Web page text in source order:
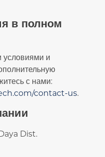
в полном
условиями и
с нами:
contact-us.
Dist.